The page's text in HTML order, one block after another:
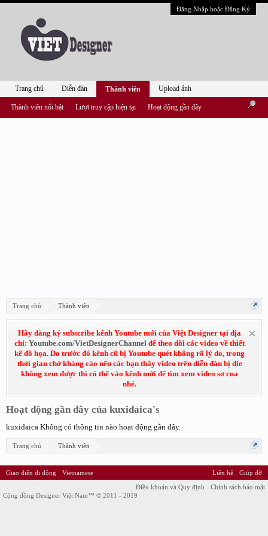
Đăng Nhập hoặc Đăng Ký
Trang chủ Thành viên
Hãy đăng ký subscribe kênh Youtube mới của Việt Designer tại địa
chỉ: Youtube.com/VietDesignerChannel để theo dõi các video về thiết
kế đồ họa. Do trước đó kênh cũ bị Youtube quét không rõ lý do, trong
thời gian chờ kháng cáo nếu các bạn thấy video trên diễn đàn bị die
không xem được thì có thể vào kênh mới để tìm xem video sơ cua
nhé.
Hoạt động gần đây của kuxidaica's
kuxidaica Không có thông tin nào hoạt động gần đây.
Trang chủ Thành viên
Trang chủ Diễn đàn Thành viên
Thành viên nổi bật Lượt truy cập hiện tại Hoạt động gần đây
Upload ảnh
Giao diện di động Vietnamese Liên hệ
Giúp đỡ
Điều khoản và Quy định
Chính sách bảo mật
Cộng đồng Designer Việt Nam™ © 2011 - 2019